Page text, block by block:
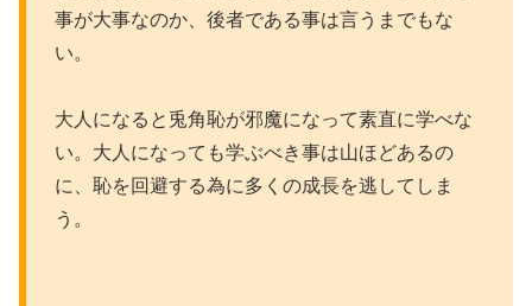
事が大事なのか、後者である事は言うまでもな
い。
大人になると兎角恥が邪魔になって素直に学べな
い。大人になっても学ぶべき事は山ほどあるの
に、恥を回避する為に多くの成長を逃してしま
う。